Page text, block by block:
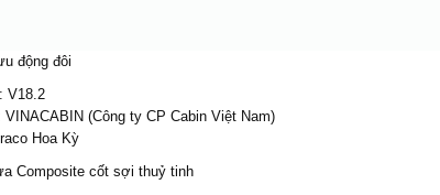
động đôi
V18.2
VINACABIN (Công ty CP Cabin Việt Nam)
Hoa Kỳ
Composite cốt sợi thuỷ tinh